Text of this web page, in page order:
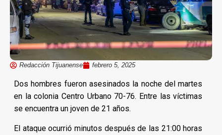
Redacción Tijuanense febrero 5, 2025
Dos hombres fueron asesinados la noche del martes
en la colonia Centro Urbano 70-76. Entre las víctimas
se encuentra un joven de 21 años.
El ataque ocurrió minutos después de las 21:00 horas